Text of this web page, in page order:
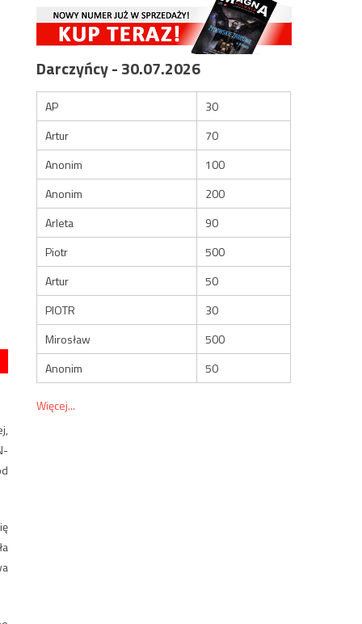
Darczyńcy - 30.07.2026
AP
30
Artur
70
Anonim
100
Anonim
200
Arleta
90
Piotr
500
Artur
50
PIOTR
30
Mirosław
500
Anonim
50
Więcej...